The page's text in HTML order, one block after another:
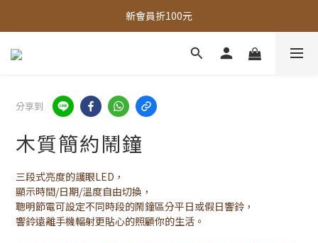
全館，滿888超取免運｜滿1500宅配免運
新會員折100元
分享到
木質簡約鬧鐘
三段式亮度的護眼LED，
顯示時間/日期/溫度自由切換，
聰明節電可設定不同時段的鬧鐘區分平日或假日響鈴，
響鈴遠離手機輻射更貼心的照顧你的生活。